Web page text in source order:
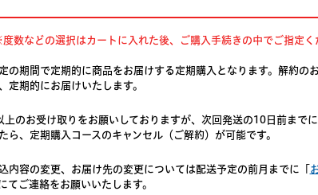
数などの選択はカートに入れた後、ご購入手続きの中でご指定く
の期間で定期的に商品をお届けする定期購入となります。解約の
定期的にお届けいたします。
上のお受け取りをお願いしておりますが、次回発送の10日前まで
ら、定期購入コースのキャンセル（ご解約）が可能です。
内容の変更、お届け先の変更については配送予定の前月までに「
てご連絡をお願いいたします。